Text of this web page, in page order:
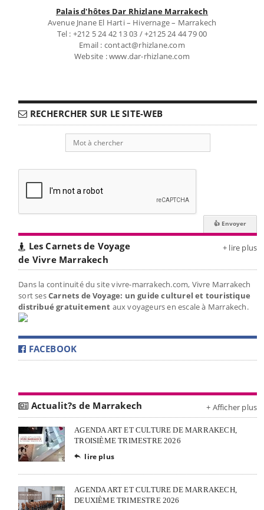
Palais d'hôtes Dar Rhizlane Marrakech
Avenue Jnane El Harti – Hivernage – Marrakech
Tel : +212 5 24 42 13 03 / +2125 24 44 79 00
Email : contact@rhizlane.com
Website : www.dar-rhizlane.com
RECHERCHER SUR LE SITE-WEB
Les Carnets de Voyage
de Vivre Marrakech
+ lire plus
Dans la continuité du site vivre-marrakech.com, Vivre Marrakech
sort sesCarnets de Voyage: un guide culturel et touristique
distribué gratuitement aux voyageurs en escale à Marrakech.
FACEBOOK
Actualit?s de Marrakech + Afficher plus
AGENDA ART ET CULTURE DE MARRAKECH,
TROISIÈME TRIMESTRE 2026
 lire plus
AGENDA ART ET CULTURE DE MARRAKECH,
DEUXIÈME TRIMESTRE 2026